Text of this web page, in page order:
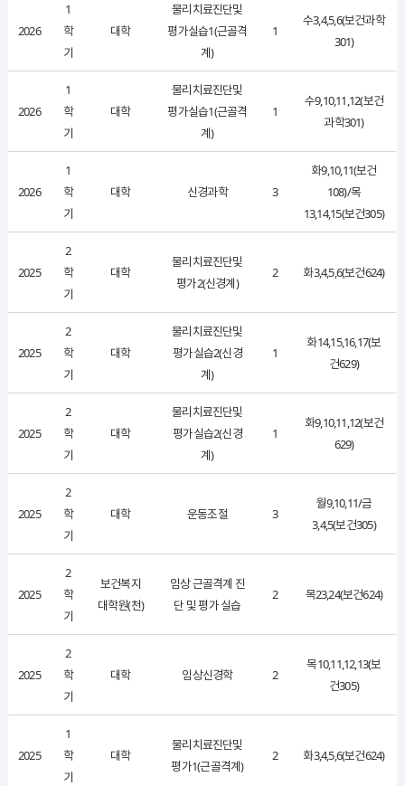
2026
1
학
기
대학
물리치료진단및
평가실습1(근골격
계)
1
수3,4,5,6(보건과학
301)
2026
1
학
기
대학
물리치료진단및
평가실습1(근골격
계)
1
수9,10,11,12(보건
과학301)
2026
1
학
기
대학 신경과학 3
화9,10,11(보건
108)/목
13,14,15(보건305)
2025
2
학
기
대학
물리치료진단및
평가2(신경계)
2 화3,4,5,6(보건624)
2025
2
학
기
대학
물리치료진단및
평가실습2(신경
계)
1
화14,15,16,17(보
건629)
2025
2
학
기
대학
물리치료진단및
평가실습2(신경
계)
1
화9,10,11,12(보건
629)
2025
2
학
기
대학 운동조절 3
월9,10,11/금
3,4,5(보건305)
2025
2
학
기
보건복지
대학원(천)
임상 근골격계 진
단 및 평가 실습
2 목23,24(보건624)
2025
2
학
기
대학 임상신경학 2
목10,11,12,13(보
건305)
2025
1
학
기
대학
물리치료진단및
평가1(근골격계)
2 화3,4,5,6(보건624)